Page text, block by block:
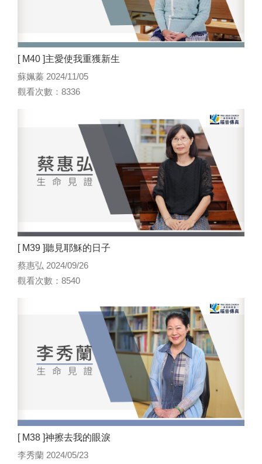
[ M40 ]主愛使我重獲新生
蘇姵蓁 2024/11/05
觀看次數：8336
[ M39 ]聽見耶穌的日子
蔡惠弘 2024/09/26
觀看次數：8540
[ M38 ]神擦去我的眼淚
李秀蘭 2024/05/23